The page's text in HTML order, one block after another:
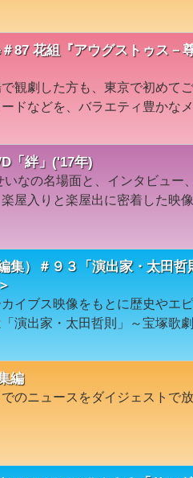
花組『アウグストゥス－尊
観劇した方も、東京で初めて
ドなどを、バラエティ豊かな
「絆」('17年)
なの名場面と、インタビュー
屋入りと楽屋出に密着した映
集）＃９３「演出家・太田哲
イブス映像をもとに歴史やエ
演出家・太田哲則」～宝塚歌
編
のニュースをダイジェストで放